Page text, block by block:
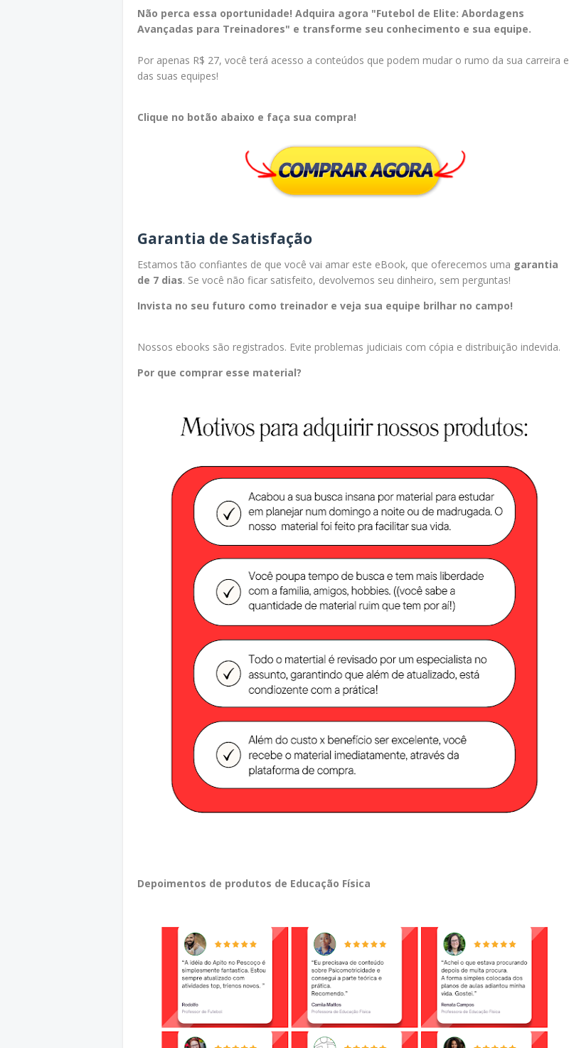
Não perca essa oportunidade! Adquira agora "Futebol de Elite: Abordagens
Avançadas para Treinadores" e transforme seu conhecimento e sua equipe.
Por apenas R$ 27, você terá acesso a conteúdos que podem mudar o rumo da sua carreira e
das suas equipes!
Clique no botão abaixo e faça sua compra!
Garantia de Satisfação
Estamos tão confiantes de que você vai amar este eBook, que oferecemos uma garantia
de 7 dias. Se você não ficar satisfeito, devolvemos seu dinheiro, sem perguntas!
Invista no seu futuro como treinador e veja sua equipe brilhar no campo!
Nossos ebooks são registrados. Evite problemas judiciais com cópia e distribuição indevida.
Por que comprar esse material?
Depoimentos de produtos de Educação Física